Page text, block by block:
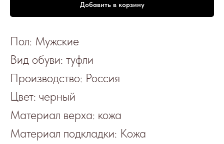
Добавить в корзину
Пол: Мужские
Вид обуви: туфли
Производство: Россия
Цвет: черный
Материал верха: кожа
Материал подкладки: Кожа